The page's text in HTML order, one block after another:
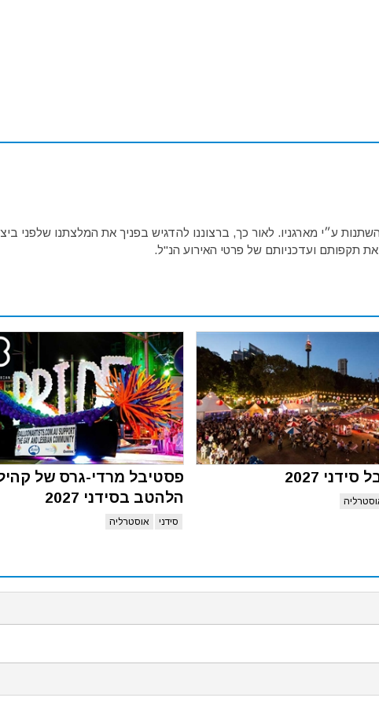
ע״י מארגניו. לאור כך, ברצוננו להדגיש בפניך את המלצתנו שלפני
תקפותם ועדכניותם של פרטי האירוע הנ"ל.
2027
פסטיבל מרדי-גרס של
הלהטב בסידני 2027
סידני אוסטרליה